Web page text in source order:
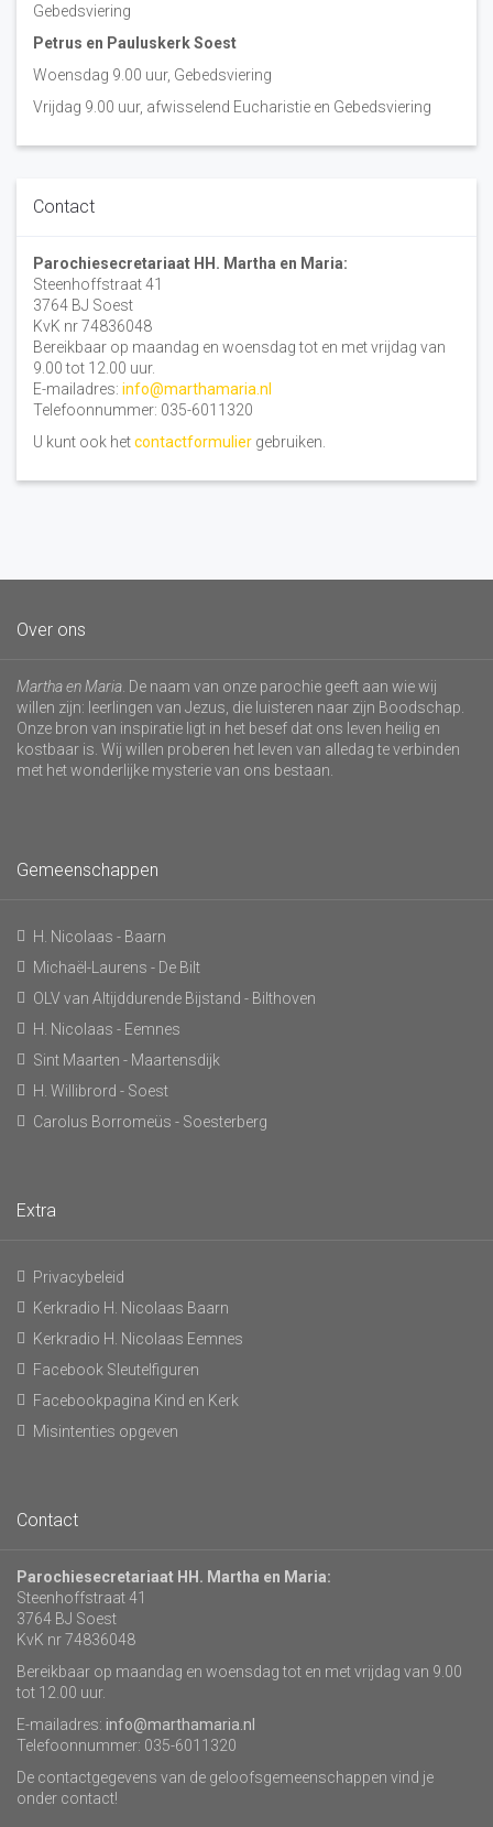
Gebedsviering
Petrus en Pauluskerk Soest
Woensdag 9.00 uur, Gebedsviering
Vrijdag 9.00 uur, afwisselend Eucharistie en Gebedsviering
Contact
Parochiesecretariaat HH. Martha en Maria:
Steenhoffstraat 41
3764 BJ Soest
KvK nr 74836048
Bereikbaar op maandag en woensdag tot en met vrijdag van
9.00 tot 12.00 uur.
E-mailadres: info@marthamaria.nl
Telefoonnummer: 035-6011320
U kunt ook hetcontactformulier gebruiken.
Over ons
Martha en Maria . De naam van onze parochie geeft aan wie wij
willen zijn: leerlingen van Jezus, die luisteren naar zijn Boodschap.
Onze bron van inspiratie ligt in het besef dat ons leven heilig en
kostbaar is. Wij willen proberen het leven van alledag te verbinden
met het wonderlijke mysterie van ons bestaan.
Gemeenschappen
H. Nicolaas - Baarn
Michaël-Laurens - De Bilt
OLV van Altijddurende Bijstand - Bilthoven
H. Nicolaas - Eemnes
Sint Maarten - Maartensdijk
H. Willibrord - Soest
Carolus Borromeüs - Soesterberg
Extra
Privacybeleid
Kerkradio H. Nicolaas Baarn
Kerkradio H. Nicolaas Eemnes
Facebook Sleutelfiguren
Facebookpagina Kind en Kerk
Misintenties opgeven
Contact
Parochiesecretariaat HH. Martha en Maria:
Steenhoffstraat 41
3764 BJ Soest
KvK nr 74836048
Bereikbaar op maandag en woensdag tot en met vrijdag van 9.00
tot 12.00 uur.
E-mailadres: info@marthamaria.nl
Telefoonnummer: 035-6011320
De contactgegevens van de geloofsgemeenschappen vind je
onder contact!